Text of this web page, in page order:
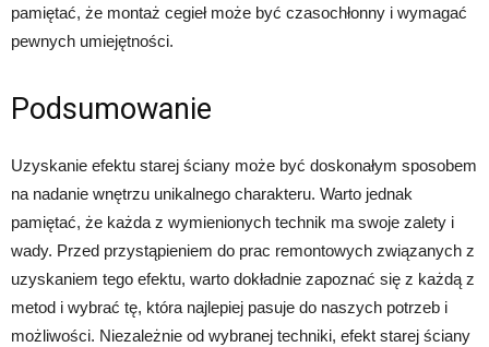
pamiętać, że montaż cegieł może być czasochłonny i wymagać
pewnych umiejętności.
Podsumowanie
Uzyskanie efektu starej ściany może być doskonałym sposobem
na nadanie wnętrzu unikalnego charakteru. Warto jednak
pamiętać, że każda z wymienionych technik ma swoje zalety i
wady. Przed przystąpieniem do prac remontowych związanych z
uzyskaniem tego efektu, warto dokładnie zapoznać się z każdą z
metod i wybrać tę, która najlepiej pasuje do naszych potrzeb i
możliwości. Niezależnie od wybranej techniki, efekt starej ściany